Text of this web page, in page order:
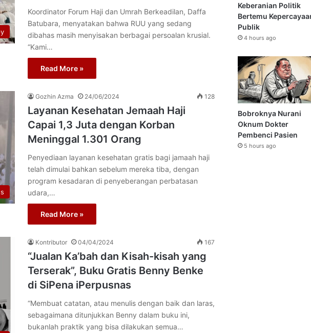
Koordinator Forum Haji dan Umrah Berkeadilan, Daffa
Batubara, menyatakan bahwa RUU yang sedang
dibahas masih menyisakan berbagai persoalan krusial.
“Kami…
Read More »
Gozhin Azma 24/06/2024 128
Layanan Kesehatan Jemaah Haji
Capai 1,3 Juta dengan Korban
Meninggal 1.301 Orang
Penyediaan layanan kesehatan gratis bagi jamaah haji
telah dimulai bahkan sebelum mereka tiba, dengan
program kesadaran di penyeberangan perbatasan
udara,…
Read More »
Kontributor 04/04/2024 167
“Jualan Ka’bah dan Kisah-kisah yang
Terserak”, Buku Gratis Benny Benke
di SiPena iPerpusnas
“Membuat catatan, atau menulis dengan baik dan laras,
sebagaimana ditunjukkan Benny dalam buku ini,
bukanlah praktik yang bisa dilakukan semua…
Keberanian Politik
Bertemu
Publik
4 hours ago
Bobroknya Nurani
Oknum Dokter
Pembenci Pasien
5 hours ago